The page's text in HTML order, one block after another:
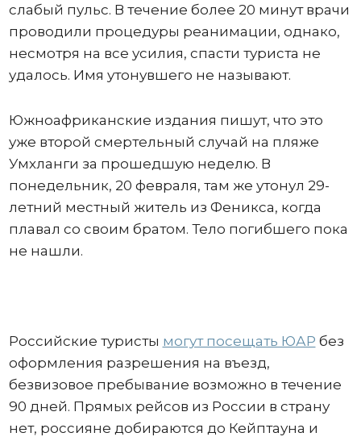
слабый пульс. В течение более 20 минут врачи
проводили процедуры реанимации, однако,
несмотря на все усилия, спасти туриста не
удалось. Имя утонувшего не называют.
Южноафриканские издания пишут, что это
уже второй смертельный случай на пляже
Умхланги за прошедшую неделю. В
понедельник, 20 февраля, там же утонул 29-
летний местный житель из Феникса, когда
плавал со своим братом. Тело погибшего пока
не нашли.
Российские туристы могут посещать ЮАР без
оформления разрешения на въезд,
безвизовое пребывание возможно в течение
90 дней. Прямых рейсов из России в страну
нет, россияне добираются до Кейптауна и